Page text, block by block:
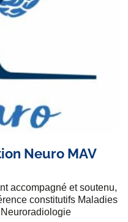
Neuro MAV
accompagné et soutenu,
constitutifs Maladies